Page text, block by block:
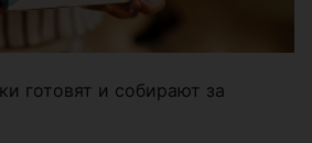
готовят и собирают за